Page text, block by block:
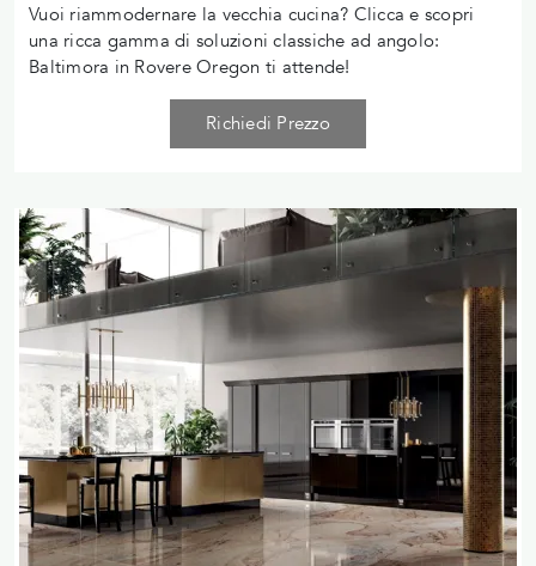
Vuoi riammodernare la vecchia cucina? Clicca e scopri
una ricca gamma di soluzioni classiche ad angolo:
Baltimora in Rovere Oregon ti attende!
Richiedi Prezzo